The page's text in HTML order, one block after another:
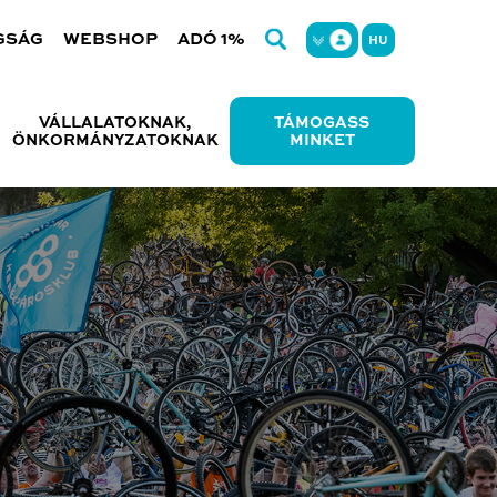
WEBSHOP ADÓ 1% HU
VÁLLALATOKNAK,
ÖNKORMÁNYZATOKNAK
TÁMOGASS
MINKET